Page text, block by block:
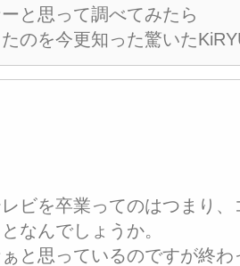
と思って調べてみたら
たのを今更知った驚いた
ビを卒業ってのはつまり
なんでしょうか。
と思っているのですが終